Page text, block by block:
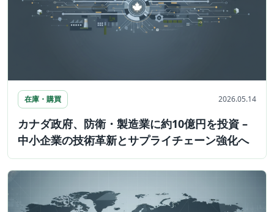
在庫・購買 2026.05.14
カナダ政府、防衛・製造業に約10億円を投資 –
中小企業の技術革新とサプライチェーン強化へ